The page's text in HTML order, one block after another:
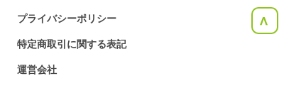
<
プライバシーポリシー
特定商取引に関する表記
運営会社